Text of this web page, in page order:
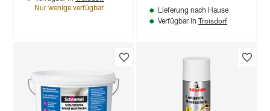
Nur wenige verfügbar
Lieferung nach Hause
Verfügbar in Troisdorf